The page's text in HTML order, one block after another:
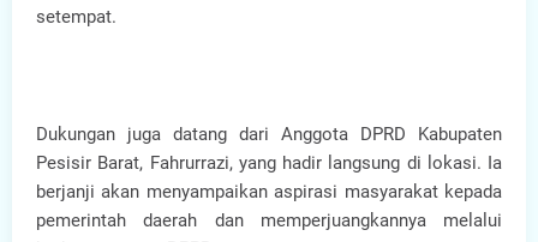
setempat.
Dukungan juga datang dari Anggota DPRD Kabupaten
Pesisir Barat, Fahrurrazi, yang hadir langsung di lokasi. Ia
berjanji akan menyampaikan aspirasi masyarakat kepada
pemerintah daerah dan memperjuangkannya melalui